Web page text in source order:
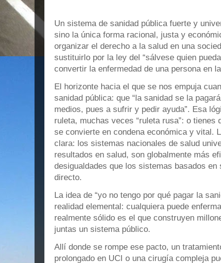
Un sistema de sanidad pública fuerte y
sino la única forma racional, justa y
organizar el derecho a la salud en una
sustituirlo por la ley del “sálvese quien
convertir la enfermedad de una persona en
El horizonte hacia el que se nos empuja
sanidad pública: que “la sanidad se la
medios, pues a sufrir y pedir ayuda”. Esa
ruleta, muchas veces “ruleta rusa”: o tienes
se convierte en condena económica y vital.
clara: los sistemas nacionales de salud
resultados en salud, son globalmente más
desigualdades que los sistemas basados en
directo.
La idea de “yo no tengo por qué pagar la
realidad elemental: cualquiera puede
realmente sólido es el que construyen
juntas un sistema público.
Allí donde se rompe ese pacto, un
prolongado en UCI o una cirugía compleja